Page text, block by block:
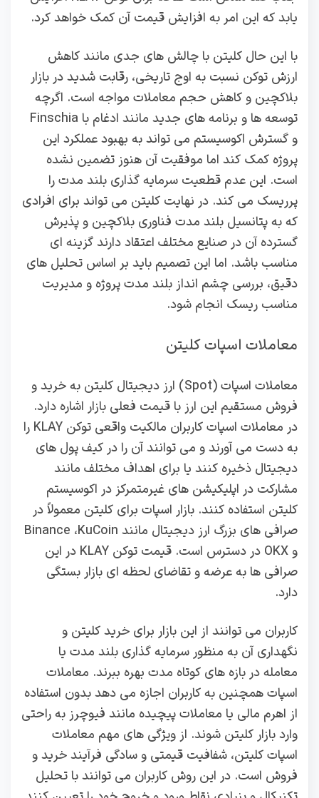
یابد که این امر به افزایش قیمت آن کمک خواهد کرد.
با این حال کلیتن با چالش‌ های جدی مانند کاهش
ارزش توکن نسبت به اوج تاریخی، رقابت شدید در بازار
بلاکچین و کاهش حجم معاملات مواجه است. اگرچه
توسعه‌ ها و برنامه‌ های جدید مانند ادغام با Finschia
و گسترش اکوسیستم می‌ تواند به بهبود عملکرد این
پروژه کمک کند اما موفقیت آن هنوز تضمین نشده
است. این عدم قطعیت سرمایه‌ گذاری بلند مدت را
پرریسک می کند. در نهایت کلیتن می‌ تواند برای افرادی
که به پتانسیل بلند مدت فناوری بلاکچین و پذیرش
گسترده آن در صنایع مختلف اعتقاد دارند گزینه‌ ای
مناسب باشد. اما این تصمیم باید بر اساس تحلیل‌ های
دقیق، بررسی چشم‌ انداز بلند مدت پروژه و مدیریت
مناسب ریسک انجام شود.
معاملات اسپات کلیتن
معاملات اسپات (Spot) ارز دیجیتال کلیتن به خرید و
فروش مستقیم این ارز با قیمت فعلی بازار اشاره دارد.
در معاملات اسپات کاربران مالکیت واقعی توکن KLAY را
به دست می‌ آورند و می‌ توانند آن را در کیف پول‌ های
دیجیتال ذخیره کنند یا برای اهداف مختلف مانند
مشارکت در اپلیکیشن‌ های غیرمتمرکز در اکوسیستم
کلیتن استفاده کنند. بازار اسپات برای کلیتن معمولاً در
صرافی‌ های بزرگ ارز دیجیتال مانند Binance ،KuCoin
و OKX در دسترس است. قیمت توکن KLAY در این
صرافی‌ ها به عرضه و تقاضای لحظه‌ ای بازار بستگی
دارد.
کاربران می‌ توانند از این بازار برای خرید کلیتن و
نگهداری آن به منظور سرمایه‌ گذاری بلند مدت یا
معامله در بازه‌ های کوتاه‌ مدت بهره ببرند. معاملات
اسپات همچنین به کاربران اجازه می‌ دهد بدون استفاده
از اهرم مالی یا معاملات پیچیده مانند فیوچرز به راحتی
وارد بازار کلیتن شوند. از ویژگی‌ های مهم معاملات
اسپات کلیتن، شفافیت قیمتی و سادگی فرآیند خرید و
فروش است. در این روش کاربران می‌ توانند با تحلیل